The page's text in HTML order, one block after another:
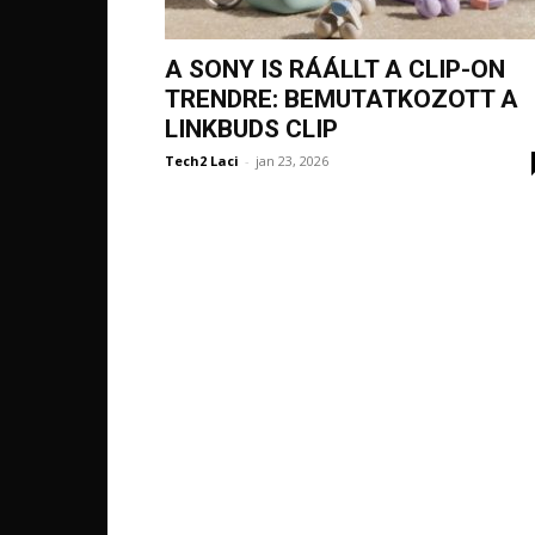
A SONY IS RÁÁLLT A CLIP-ON
TRENDRE: BEMUTATKOZOTT A
LINKBUDS CLIP
Tech2 Laci - jan 23, 2026